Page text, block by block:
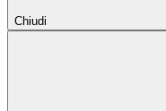
Chiudi